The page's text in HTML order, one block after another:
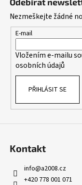
Nezmeškejte žádné
E-mail
Vložením e-mailu
osobních údajů
PŘIHLÁSIT SE
Kontakt
info@a2008.cz
+420 778 001 071